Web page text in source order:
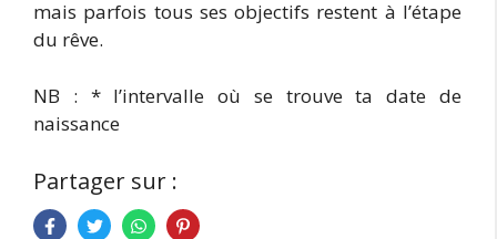
mais parfois tous ses objectifs restent à l’étape
du rêve.
NB : * l’intervalle où se trouve ta date de
naissance
Partager sur :